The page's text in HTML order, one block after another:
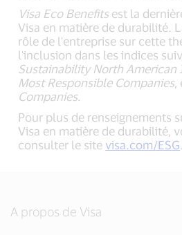
Visa Eco Benefitsest la
Visa en matière de durabilité.
rôle de l'entreprise sur cette
l'inclusion dans les indices
Sustainability North American
Most Responsible Companies,
Companies.
Pour plus de renseignements
Visa en matière de durabilité,
consulter le site visa.com/ESG.
A propos de Visa